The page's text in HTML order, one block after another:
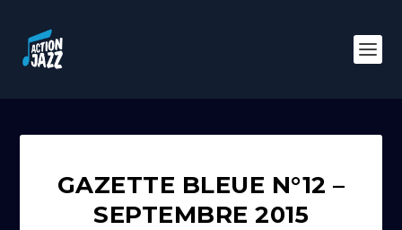
GAZETTE BLEUE N°12 –
SEPTEMBRE 2015